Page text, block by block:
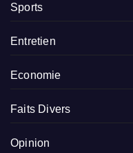
Sports
Entretien
Economie
Faits Divers
Opinion